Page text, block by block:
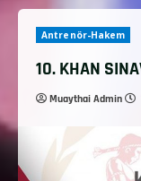
Antrenör-Hakem
10. KHAN
Muaythai Admin